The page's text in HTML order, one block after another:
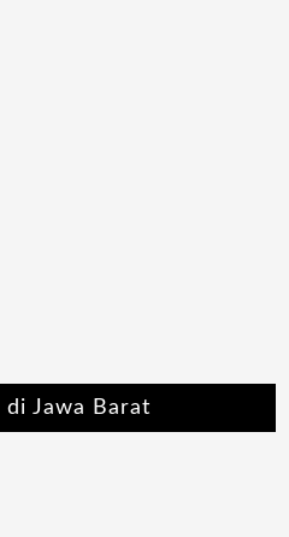
di Jawa Barat